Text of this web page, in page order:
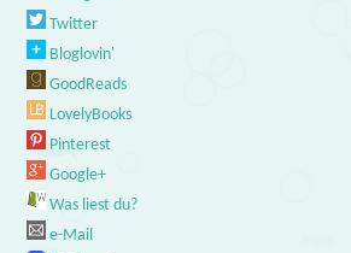
Twitter
Bloglovin'
GoodReads
LovelyBooks
Pinterest
Google+
Was liest du?
e-Mail